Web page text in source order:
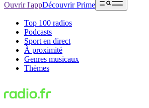
Ouvrir l'appDécouvrir Prime
Top 100 radios
Podcasts
Sport en direct
À proximité
Genres musicaux
Thèmes